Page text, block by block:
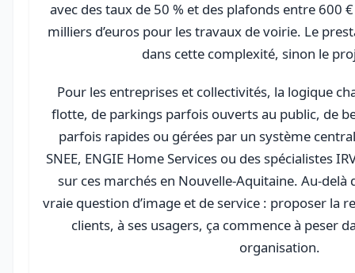
avec des taux de 50 % et des plafonds entre 600
milliers d’euros pour les travaux de voirie. Le
dans cette complexité, sinon le
Pour les entreprises et collectivités, la logique
flotte, de parkings parfois ouverts au public, de
parfois rapides ou gérées par un système
SNEE, ENGIE Home Services ou des spécialistes
sur ces marchés en Nouvelle-Aquitaine. Au-delà
vraie question d’image et de service : proposer la
clients, à ses usagers, ça commence à peser
organisation.